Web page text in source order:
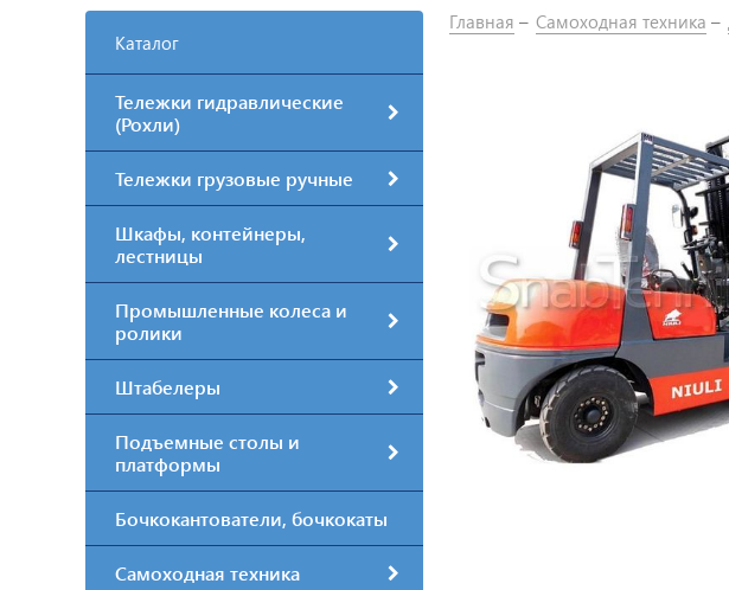
Каталог
Тележки гидравлические
(Рохли)
Тележки грузовые ручные
Шкафы, контейнеры,
лестницы
Промышленные колеса и
ролики
Штабелеры
Подъемные столы и
платформы
Бочкокантователи, бочкокаты
Самоходная техника
Главная Самоходная техника